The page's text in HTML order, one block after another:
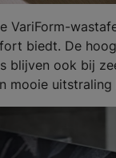
VariForm-
biedt. De
blijven ook bij
mooie uitstraling